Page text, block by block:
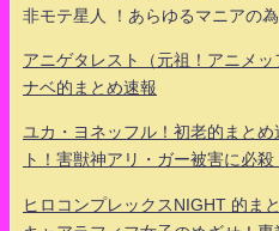
非モテ星人 ！あらゆるマニアの
アニゲタレスト（元祖！アニメ
ナベ的まとめ速報
ユカ・ヨネッフル！初老的まと
ト！害獣神アリ・ガー被害に必
ヒロコンプレックスNIGHT 的ま